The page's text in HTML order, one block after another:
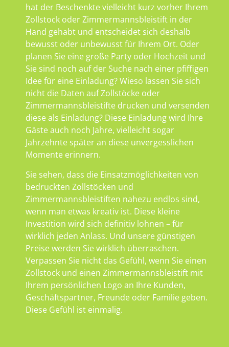
hat der Beschenkte vielleicht kurz vorher Ihrem
Zollstock oder Zimmermannsbleistift in der
Hand gehabt und entscheidet sich deshalb
bewusst oder unbewusst für Ihrem Ort. Oder
planen Sie eine große Party oder Hochzeit und
Sie sind noch auf der Suche nach einer pfiffigen
Idee für eine Einladung? Wieso lassen Sie sich
nicht die Daten auf Zollstöcke oder
Zimmermannsbleistifte drucken und versenden
diese als Einladung? Diese Einladung wird Ihre
Gäste auch noch Jahre, vielleicht sogar
Jahrzehnte später an diese unvergesslichen
Momente erinnern.
Sie sehen, dass die Einsatzmöglichkeiten von
bedruckten Zollstöcken und
Zimmermannsbleistiften nahezu endlos sind,
wenn man etwas kreativ ist. Diese kleine
Investition wird sich definitiv lohnen – für
wirklich jeden Anlass. Und unsere günstigen
Preise werden Sie wirklich überraschen.
Verpassen Sie nicht das Gefühl, wenn Sie einen
Zollstock und einen Zimmermannsbleistift mit
Ihrem persönlichen Logo an Ihre Kunden,
Geschäftspartner, Freunde oder Familie geben.
Diese Gefühl ist einmalig.